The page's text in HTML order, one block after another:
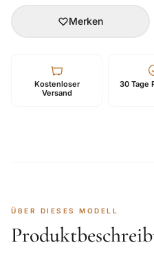
Merken
Kostenloser
Versand
30 Tage
ÜBER DIESES MODELL